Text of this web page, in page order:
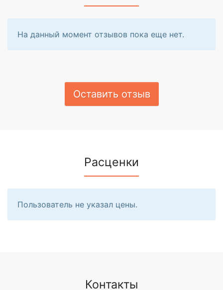
На данный момент отзывов пока еще нет.
Оставить отзыв
Расценки
Пользователь не указал цены.
Контакты